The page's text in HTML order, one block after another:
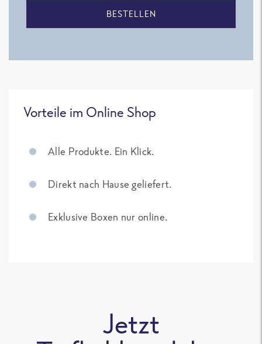
BESTELLEN
Vorteile im Online Shop
Alle Produkte. Ein Klick.
Direkt nach Hause geliefert.
Exklusive Boxen nur online.
Jetzt